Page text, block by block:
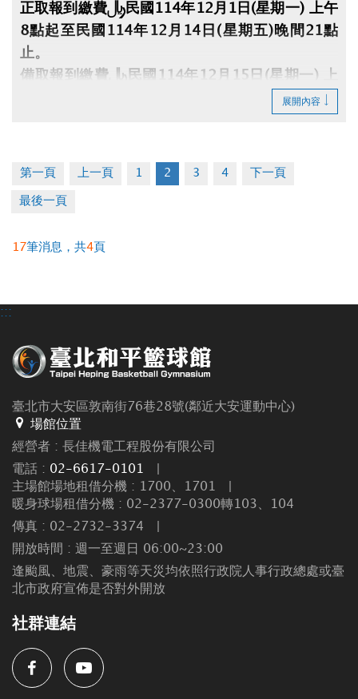
正取報到繳費：民國114年12月1日(星期一) 上午
8點起至民國114年12月14日(星期五)晚間21點
止。
備取報到繳費：民國114年12月15日(星期一) 上
午8點起至民國114年12月21日(星期日)晚間21點
※中籤人須本人持身分證、印章、行照、駕照及費
用至大安運動中心1樓櫃檯辦理(缺1不可)，未到者
或逾時視同放棄。
展開內容
第一頁 上一頁 1 2 3 4 下一頁
最後一頁
17筆消息，共4 頁
:::
臺北市大安區敦南街76巷28號(鄰近大安運動中心)
場館位置
經營者 : 長佳機電工程股份有限公司
電話 : 02-6617-0101
主場館場地租借分機 : 1700、1701
暖身球場租借分機 : 02-2377-0300轉103、104
傳真 : 02-2732-3374
開放時間 : 週一至週日 06:00~23:00
逢颱風、地震、豪雨等天災均依照行政院人事行政總處或臺
北市政府宣佈是否對外開放
社群連結
FacebookYoutube